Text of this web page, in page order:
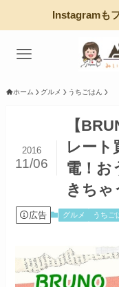
Instagramも
ホーム グルメ うちごはん
【
レート
電！お
きちゃ
2016
11/06
広告 グルメ うちご